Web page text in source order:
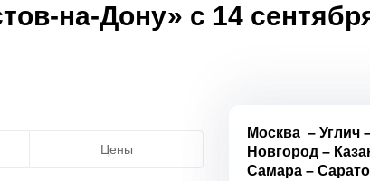
на-Дону» с 14
Цены
Москва –Углич
Новгород –
Самара –